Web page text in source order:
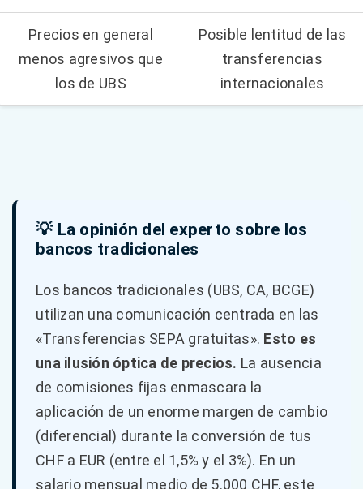
Precios en general
menos agresivos que
los de UBS
Posible lentitud de las
transferencias
internacionales
💡 La opinión del experto sobre los
bancos tradicionales
Los bancos tradicionales (UBS, CA, BCGE)
utilizan una comunicación centrada en las
«Transferencias SEPA gratuitas». Esto es
una ilusión óptica de precios. La ausencia
de comisiones fijas enmascara la
aplicación de un enorme margen de cambio
(diferencial) durante la conversión de tus
CHF a EUR (entre el 1,5% y el 3%). En un
salario mensual medio de 5.000 CHF, este